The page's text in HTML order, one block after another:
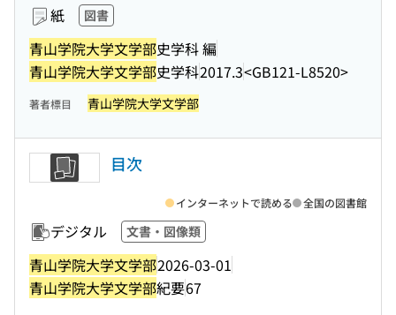
紙 図書
青山学院大学文学部史学科 編
青山学院大学文学部史学科2017.3<GB121-L8520>
著者標目 青山学院大学文学部
目次
デジタル 文書・図像類
青山学院大学文学部2026-03-01
青山学院大学文学部紀要67
インターネットで読める 全国の図書館